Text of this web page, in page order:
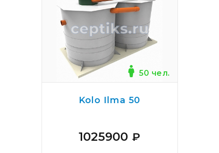
50 чел.
Kolo Ilma 50
1025900 ₽